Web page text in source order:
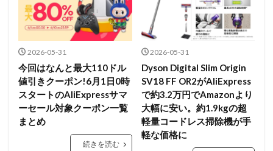
2026-05-31
今回はなんと最大110ドル
値引きクーポン!6月1日0時
スタートのAliExpressサマ
ーセール対象クーポン一覧
まとめ
続きを読む
2026-05-31
Dyson Digital Slim Origin
SV18 FF OR2がAliExpress
で約3.2万円でAmazonより
大幅に安い。約1.9kgの超
軽量コードレス掃除機が手
軽な価格に